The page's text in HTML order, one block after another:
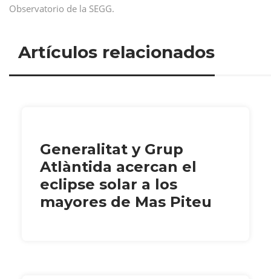
Observatorio de la SEGG.
Artículos relacionados
Generalitat y Grup
Atlàntida acercan el
eclipse solar a los
mayores de Mas Piteu